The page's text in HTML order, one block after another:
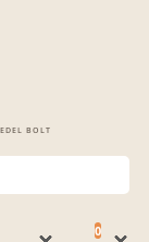
BOLT
0